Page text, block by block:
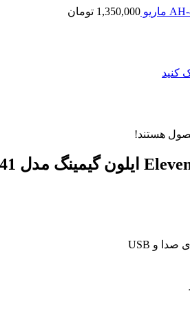
1,350,000 تومان
کنید
هستند!